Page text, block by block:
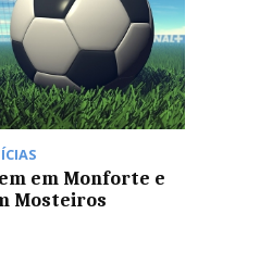
em Monforte e
Mosteiros